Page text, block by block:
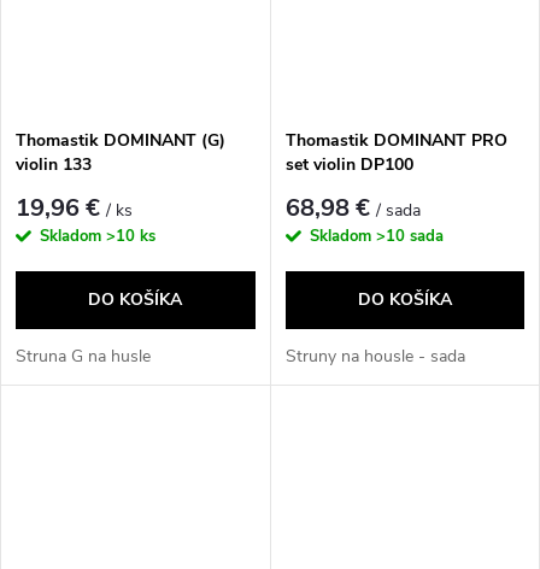
Thomastik DOMINANT (G)
violin 133
19,96 €/ ks
Skladom >10 ks
DO KOŠÍKA
Struna G na husle
Thomastik DOMINANT PRO
set violin DP100
68,98 €/ sada
Skladom >10 sada
DO KOŠÍKA
Struny na housle - sada